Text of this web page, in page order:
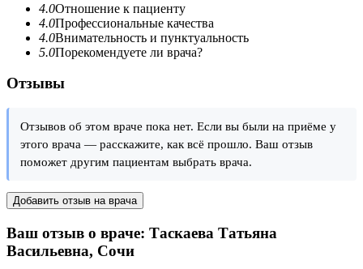
4.0Отношение к пациенту
4.0Профессиональные качества
4.0Внимательность и пунктуальность
5.0Порекомендуете ли врача?
Отзывы
Отзывов об этом враче пока нет. Если вы были на приёме у
этого врача — расскажите, как всё прошло. Ваш отзыв
поможет другим пациентам выбрать врача.
Добавить отзыв на врача
Ваш отзыв о враче: Таскаева Татьяна
Васильевна, Сочи